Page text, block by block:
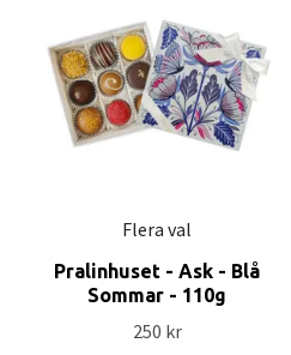
Flera val
Pralinhuset - Ask - Blå
Sommar - 110g
250 kr